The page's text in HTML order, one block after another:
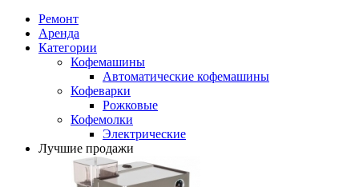
Ремонт
Аренда
Категории
Кофемашины
Автоматические кофемашины
Кофеварки
Рожковые
Кофемолки
Электрические
Лучшие продажи